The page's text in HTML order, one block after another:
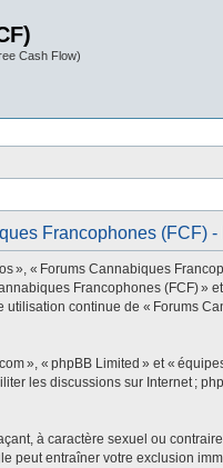
Cash Flow)
Francophones (FCF) -
« Forums Cannabiques
Francophones (FCF)
continue de « Forums
», « phpBB Limited » et «
les discussions sur Internet ;
à caractère sexuel ou
entraîner votre exclusion